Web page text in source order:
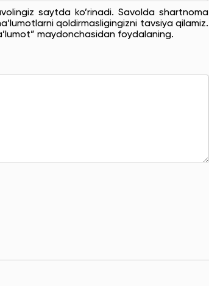
saytda ko’rinadi. Savolda shartnoma
qoldirmasligingizni tavsiya qilamiz.
maydonchasidan foydalaning.